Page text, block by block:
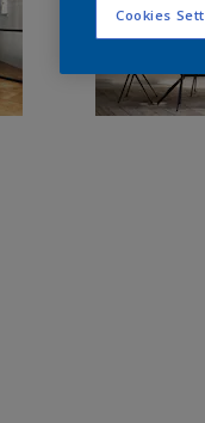
Cookies